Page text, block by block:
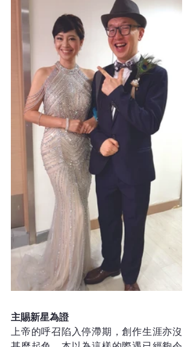
主賜新星為證
上帝的呼召陷入停滯期，創作生涯亦沒